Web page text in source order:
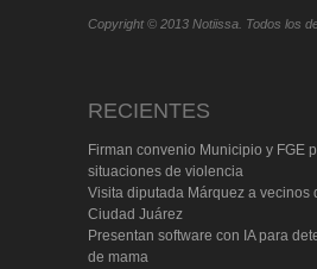
Copyright © 2013 Notiissa. Todos los
RECIENTES
Firman convenio Municipio y FGE
situaciones de violencia
Visita diputada Márquez a vecinos
Ciudad Juárez
Presentan software con IA para
de mama